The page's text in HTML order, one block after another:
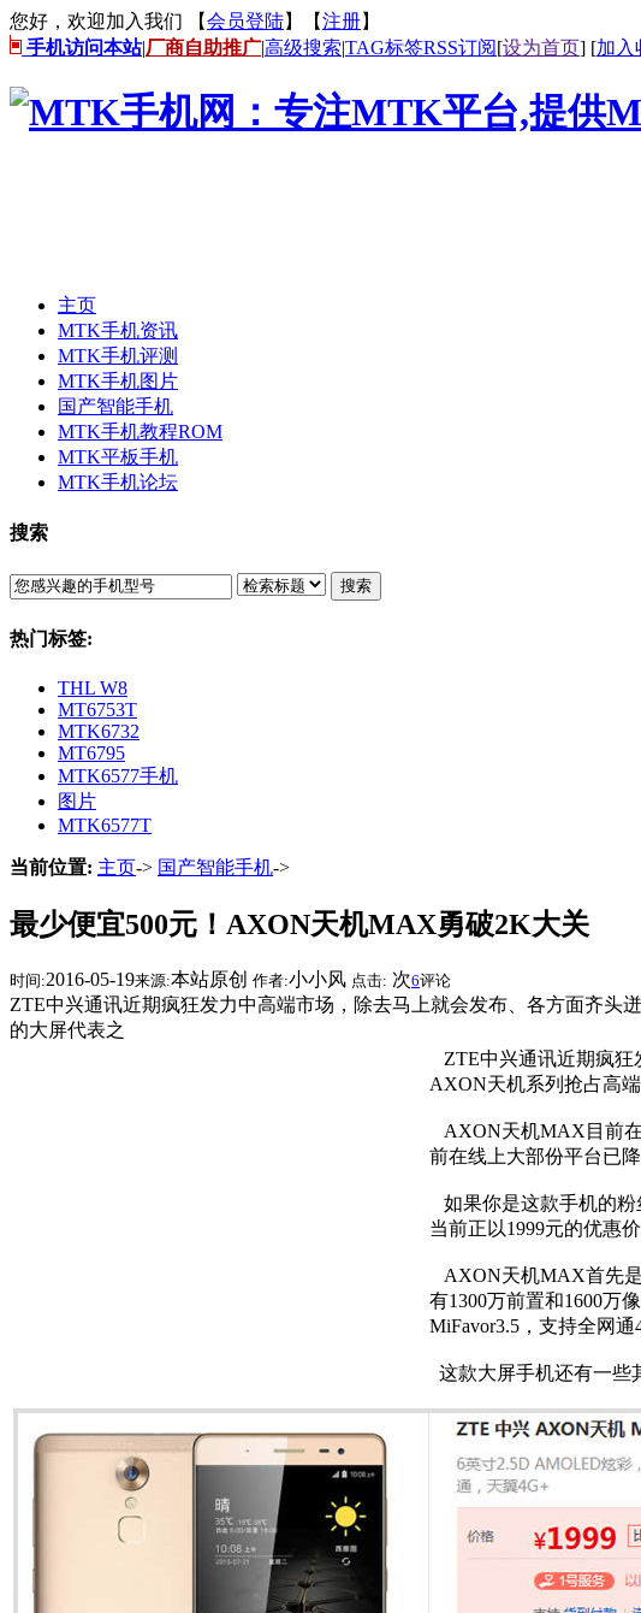
您好，欢迎加入我们 【会员登陆】【注册】
手机访问本站|厂商自助推广|高级搜索|TAG标签RSS订阅[设为首页] [加入
主页
MTK手机资讯
MTK手机评测
MTK手机图片
国产智能手机
MTK手机教程ROM
MTK平板手机
MTK手机论坛
搜索
搜索
热门标签:
THL W8
MT6753T
MTK6732
MT6795
MTK6577手机
图片
MTK6577T
当前位置: 主页-> 国产智能手机->
最少便宜500元！AXON天机MAX勇破2K大关
时间:2016-05-19来源:本站原创 作者:小小风 点击: 次6评论
ZTE中兴通讯近期疯狂发力中高端市场，除去马上就会发布、各方面齐
的大屏代表之
ZTE中兴通讯近期疯狂
AXON天机系列抢占高
AXON天机MAX目前在
前在线上大部份平台已降
如果你是这款手机的
当前正以1999元的优惠
AXON天机MAX首先是
有1300万前置和1600万
MiFavor3.5，支持全网
这款大屏手机还有一些